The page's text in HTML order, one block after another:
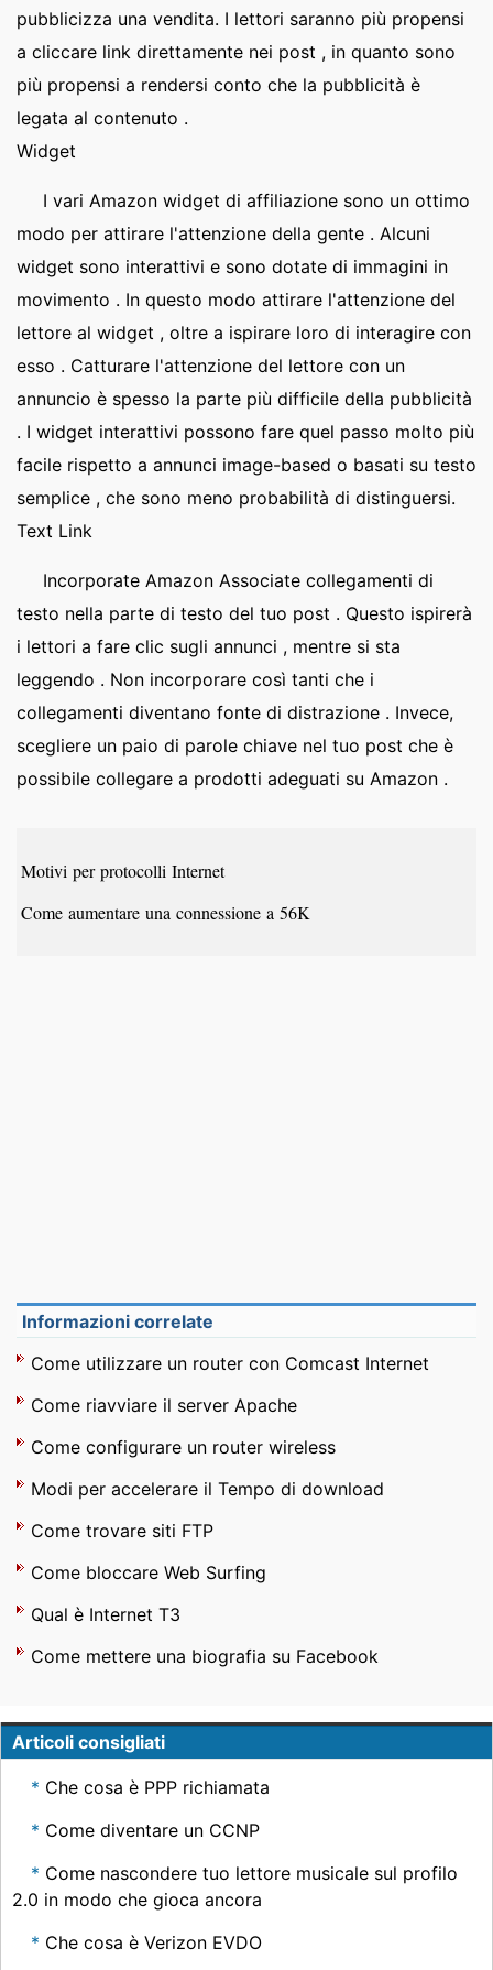
pubblicizza una vendita. I lettori saranno più propensi
a cliccare link direttamente nei post , in quanto sono
più propensi a rendersi conto che la pubblicità è
legata al contenuto .
Widget
I vari Amazon widget di affiliazione sono un ottimo
modo per attirare l'attenzione della gente . Alcuni
widget sono interattivi e sono dotate di immagini in
movimento . In questo modo attirare l'attenzione del
lettore al widget , oltre a ispirare loro di interagire con
esso . Catturare l'attenzione del lettore con un
annuncio è spesso la parte più difficile della pubblicità
. I widget interattivi possono fare quel passo molto più
facile rispetto a annunci image-based o basati su testo
semplice , che sono meno probabilità di distinguersi.
Text Link
Incorporate Amazon Associate collegamenti di
testo nella parte di testo del tuo post . Questo ispirerà
i lettori a fare clic sugli annunci , mentre si sta
leggendo . Non incorporare così tanti che i
collegamenti diventano fonte di distrazione . Invece,
scegliere un paio di parole chiave nel tuo post che è
possibile collegare a prodotti adeguati su Amazon .
Motivi per protocolli Internet
Come aumentare una connessione a 56K
Informazioni correlate
Come utilizzare un router con Comcast Internet
Come riavviare il server Apache
Come configurare un router wireless
Modi per accelerare il Tempo di download
Come trovare siti FTP
Come bloccare Web Surfing
Qual è Internet T3
Come mettere una biografia su Facebook
Articoli consigliati
Che cosa è PPP richiamata
Come diventare un CCNP
Come nascondere tuo lettore musicale sul profilo
2.0 in modo che gioca ancora
Che cosa è Verizon EVDO